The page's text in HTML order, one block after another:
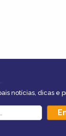
notícias, dicas e